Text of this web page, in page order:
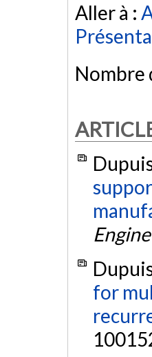
Aller à :
Nombre
for